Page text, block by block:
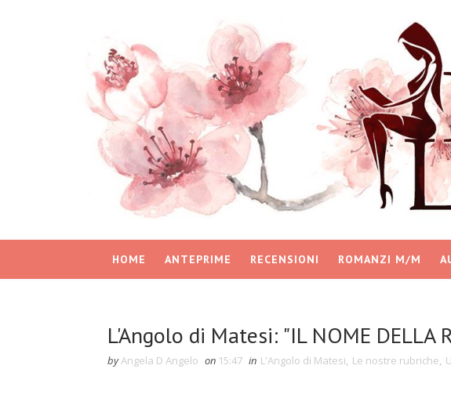
HOME ANTEPRIME RECENSIONI ROMANZI M/M
L'Angolo di Matesi: "IL NOME DELLA
byAngela D Angelo on 15:47 in L'Angolo di Matesi, Le nostre rubriche,